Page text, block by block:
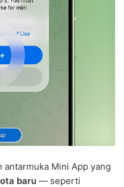
antarmuka Mini App yang
baru — seperti